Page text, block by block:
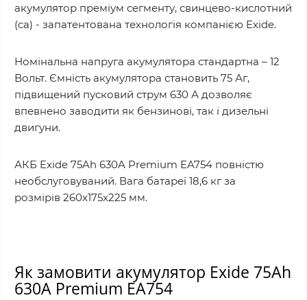
акумулятор преміум сегменту, свинцево-кислотний
(ca) - запатентована технологія компанією Exide.
Номінальна напруга акумулятора стандартна – 12
Вольт. Ємність акумулятора становить 75 Аг,
підвищений пусковий струм 630 А дозволяє
впевнено заводити як бензинові, так і дизельні
двигуни.
АКБ Exide 75Ah 630A Premium EA754 повністю
необслуговуваний. Вага батареї 18,6 кг за
розмірів 260x175x225 мм.
Як замовити акумулятор Exide 75Ah
630A Premium EA754